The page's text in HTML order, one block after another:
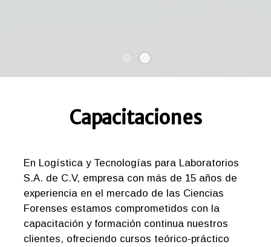
Capacitaciones
En Logística y Tecnologías para Laboratorios
S.A. de C.V, empresa con más de 15 años de
experiencia en el mercado de las Ciencias
Forenses estamos comprometidos con la
capacitación y formación continua nuestros
clientes, ofreciendo cursos teórico-práctico